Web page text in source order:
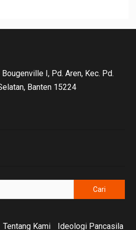
I, Pd. Aren, Kec. Pd.
Banten 15224
Tentang Kami Ideologi Pancasila